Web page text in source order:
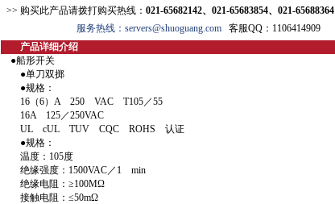
>> 购买此产品请拨打购买热线： 021-65682142、021-65683854、021-65688364
服务热线：servers@shuoguang.com客服QQ：1106414909
产品详细介绍
●船形开关
●单刀双掷
●规格：
16（6）A 250 VAC T105／55
16A 125／250VAC
UL cUL TUV CQC ROHS 认证
●规格：
温度：105度
绝缘强度：1500VAC／1 min
绝缘电阻：≥100MΩ
接触电阻：≤50mΩ